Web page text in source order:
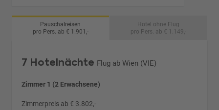
Pauschalreisen
pro Pers. ab € 1.901,-
Hotel ohne Flug
pro Pers. ab € 1.149,-
7 Hotelnächte Flug ab Wien (VIE)
Zimmer 1 (2 Erwachsene)
Zimmerpreis ab € 3.802,-